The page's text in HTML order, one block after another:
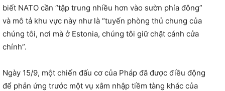
biết NATO cần “tập trung nhiều hơn vào sườn phía đông”
và mô tả khu vực này như là “tuyến phòng thủ chung của
chúng tôi, nơi mà ở Estonia, chúng tôi giữ chặt cánh cửa
chính”.
Ngày 15/9, một chiến đấu cơ của Pháp đã được điều động
để phản ứng trước một vụ xâm nhập tiềm tàng khác của